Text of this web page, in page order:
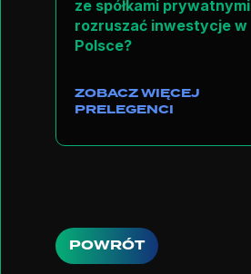
ze spółkami prywatnymi
rozruszać inwestycje w
Polsce?
ZOBACZ WIĘCEJ
PRELEGENCI
POWRÓT